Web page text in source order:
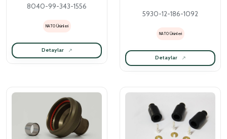
8040-99-343-1556
NATO Ürünleri
Detaylar
5930-12-186-1092
NATO Ürünleri
Detaylar